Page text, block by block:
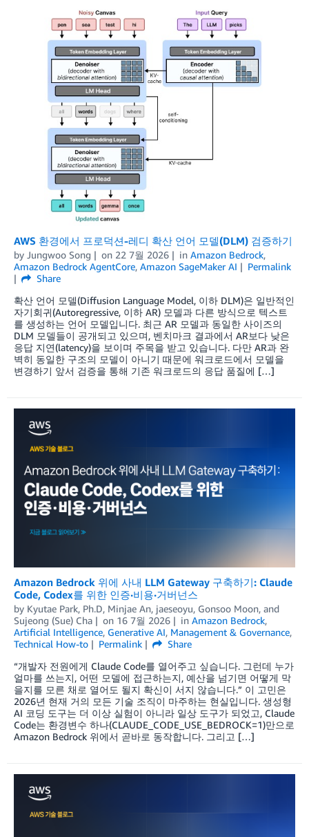
AWS 환경에서 프로덕션-레디 확산 언어 모델(DLM) 검증하기
by Jungwoo Song on 22 7월 2026 in Amazon Bedrock,
Amazon Bedrock AgentCore, Amazon SageMaker AI
Permalink
Share
확산 언어 모델(Diffusion Language Model, 이하 DLM)은 일반적인
자기회귀(Autoregressive, 이하 AR) 모델과 다른 방식으로 텍스트
를 생성하는 언어 모델입니다. 최근 AR 모델과 동일한 사이즈의
DLM 모델들이 공개되고 있으며, 벤치마크 결과에서 AR보다 낮은
응답 지연(latency)을 보이며 주목을 받고 있습니다. 다만 AR과 완
벽히 동일한 구조의 모델이 아니기 때문에 워크로드에서 모델을
변경하기 앞서 검증을 통해 기존 워크로드의 응답 품질에 […]
Amazon Bedrock 위에 사내 LLM Gateway 구축하기: Claude
Code, Codex를 위한 인증·비용·거버넌스
by Kyutae Park, Ph.D, Minjae An, jaeseoyu, Gonsoo Moon, and
Sujeong (Sue) Cha
on 16 7월 2026 in Amazon Bedrock,
Artificial Intelligence, Generative AI, Management & Governance,
Technical How-to
Permalink
Share
“개발자 전원에게 Claude Code를 열어주고 싶습니다. 그런데 누가
얼마를 쓰는지, 어떤 모델에 접근하는지, 예산을 넘기면 어떻게 막
을지를 모른 채로 열어도 될지 확신이 서지 않습니다.” 이 고민은
2026년 현재 거의 모든 기술 조직이 마주하는 현실입니다. 생성형
AI 코딩 도구는 더 이상 실험이 아니라 일상 도구가 되었고, Claude
Code는 환경변수 하나(CLAUDE_CODE_USE_BEDROCK=1)만으로
Amazon Bedrock 위에서 곧바로 동작합니다. 그리고 […]